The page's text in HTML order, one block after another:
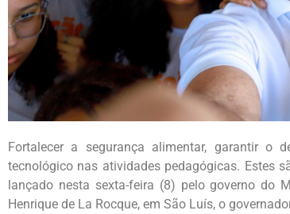
Fortalecer a segurança alimentar, garantir o
tecnológico nas atividades pedagógicas. Estes
lançado nesta sexta-feira (8) pelo governo do
Henrique de La Rocque, em São Luís, o